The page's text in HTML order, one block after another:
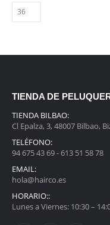
TIENDA DE
TIENDA BILBAO:
Cl Epalza, 3, 48007 Bilbao,
TELÉFONO:
94 675 43 69 - 613 51 58 78
EMAIL:
hola@hairco.es
HORARIO::
Lunes a Viernes: 10:30 –